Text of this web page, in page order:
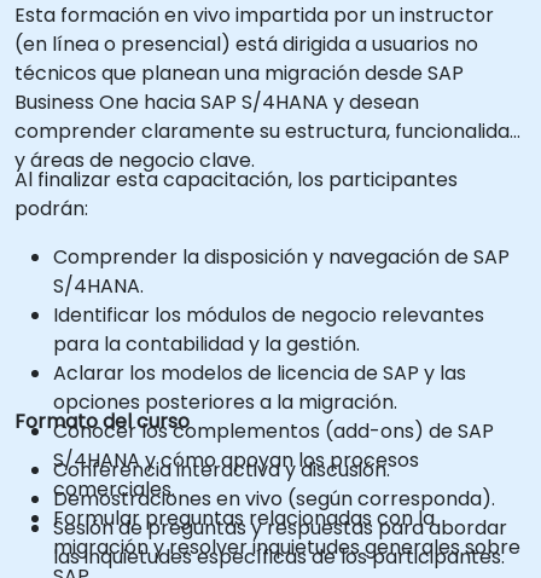
Esta formación en vivo impartida por un instructor
(en línea o presencial) está dirigida a usuarios no
técnicos que planean una migración desde SAP
Business One hacia SAP S/4HANA y desean
comprender claramente su estructura, funcionalidad
y áreas de negocio clave.
Al finalizar esta capacitación, los participantes
podrán:
Comprender la disposición y navegación de SAP
S/4HANA.
Identificar los módulos de negocio relevantes
para la contabilidad y la gestión.
Aclarar los modelos de licencia de SAP y las
opciones posteriores a la migración.
Conocer los complementos (add-ons) de SAP
S/4HANA y cómo apoyan los procesos
comerciales.
Formular preguntas relacionadas con la
migración y resolver inquietudes generales sobre
Formato del curso
Conferencia interactiva y discusión.
Demostraciones en vivo (según corresponda).
Sesión de preguntas y respuestas para abordar
las inquietudes específicas de los participantes.